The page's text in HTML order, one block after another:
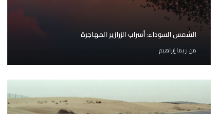
الشمس السوداء: أسراب الزرازير المهاجرة
من ريما إبراهيم